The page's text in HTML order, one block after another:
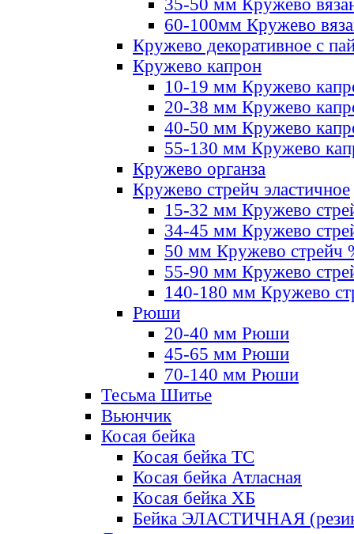
35-50 мм Кружево
60-100мм Кружево
Кружево декоративное с
Кружево капрон
10-19 мм Кружево
20-38 мм Кружево
40-50 мм Кружево
55-130 мм Кружево
Кружево органза
Кружево стрейч эластичное
15-32 мм Кружево
34-45 мм Кружево
50 мм Кружево стрейч
55-90 мм Кружево
140-180 мм Кружево
Рюши
20-40 мм Рюши
45-65 мм Рюши
70-140 мм Рюши
Тесьма Шитье
Вьюнчик
Косая бейка
Косая бейка ТС
Косая бейка Атласная
Косая бейка ХБ
Бейка ЭЛАСТИЧНАЯ